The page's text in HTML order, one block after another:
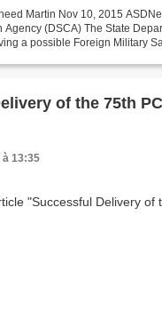
Martin Nov 10, 2015
Agency (DSCA) The State
a possible Foreign Military
of the 75th
à 13:35